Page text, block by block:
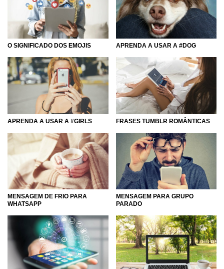
O SIGNIFICADO DOS EMOJIS APRENDA A USAR A #DOG
APRENDA A USAR A #GIRLS FRASES TUMBLR ROMÂNTICAS
MENSAGEM DE FRIO PARA
WHATSAPP
MENSAGEM PARA GRUPO
PARADO